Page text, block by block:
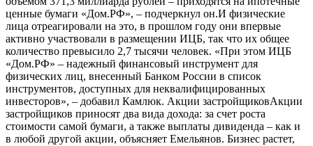
ценные бумаги «Дом.РФ», – подчеркнул он.И физические
лица отреагировали на это, в прошлом году они впервые
активно участвовали в размещении ИЦБ, так что их общее
количество превысило 2,7 тысячи человек. «При этом ИЦБ
«Дом.РФ» – надежный финансовый инструмент для
физических лиц, внесенный Банком России в список
инструментов, доступных для неквалифицированных
инвесторов», – добавил Камлюк. Акции застройщиковАкции
застройщиков приносят два вида дохода: за счет роста
стоимости самой бумаги, а также выплаты дивиденда – как и
в любой другой акции, объясняет Емельянов. Бизнес растет,